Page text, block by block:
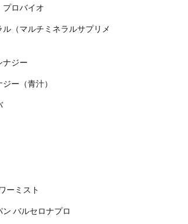
プロバイオ
ル（マルチミネラルサプリメ
ナジー
ー（青汁）
ーミスト
ン バルセロナプロ